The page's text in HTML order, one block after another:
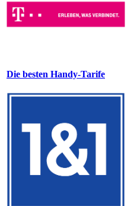
Die besten Handy-Tarife